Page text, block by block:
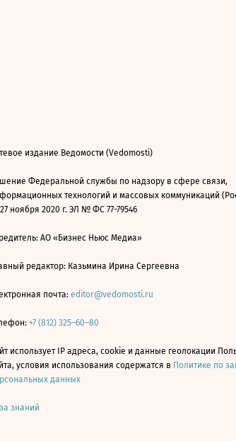
издание Ведомости (Vedomosti)
Федеральной службы по надзору в сфере связи,
технологий и массовых коммуникаций
ноября 2020 г. ЭЛ № ФС 77-79546
АО «Бизнес Ньюс Медиа»
редактор: Казьмина Ирина Сергеевна
почта: editor@vedomosti.ru
+7 (812) 325–60–80
использует IP адреса, cookie и данные геолокации
условия использования содержатся в Политике по
данных
знаний